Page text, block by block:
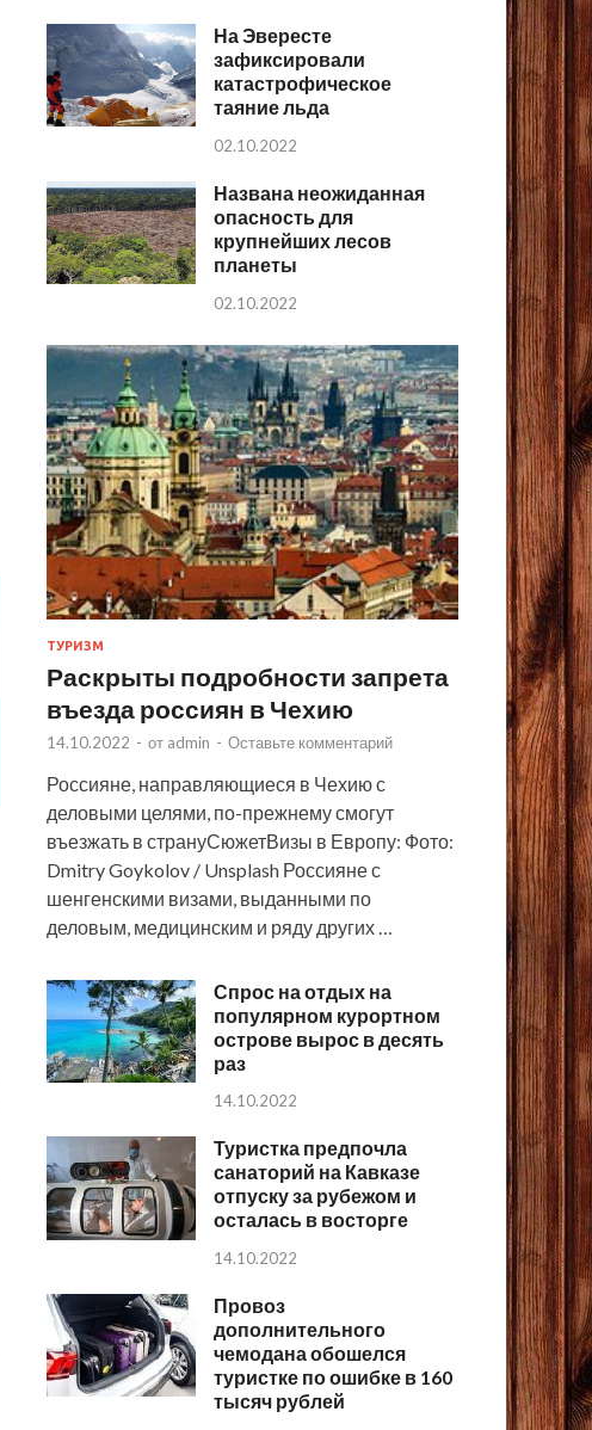
На Эвересте
зафиксировали
катастрофическое
таяние льда
02.10.2022
Названа неожиданная
опасность для
крупнейших лесов
планеты
02.10.2022
ТУРИЗМ
Раскрыты подробности запрета
въезда россиян в Чехию
14.10.2022 - от admin - Оставьте комментарий
Россияне, направляющиеся в Чехию с
деловыми целями, по-прежнему смогут
въезжать в странуСюжетВизы в Европу: Фото:
Dmitry Goykolov / Unsplash Россияне с
шенгенскими визами, выданными по
деловым, медицинским и ряду других …
Спрос на отдых на
популярном курортном
острове вырос в десять
раз
14.10.2022
Туристка предпочла
санаторий на Кавказе
отпуску за рубежом и
осталась в восторге
14.10.2022
Провоз
дополнительного
чемодана обошелся
туристке по ошибке в 160
тысяч рублей